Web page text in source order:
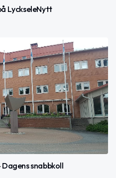
LyckseleNytt
snabbkoll